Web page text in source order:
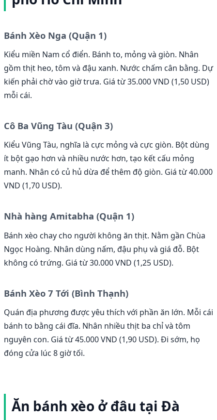
Bánh Xèo Nga (Quận 1)
Kiểu miền Nam cổ điển. Bánh to, mỏng và giòn. Nhân
gồm thịt heo, tôm và đậu xanh. Nước chấm cân bằng. Dự
kiến phải chờ vào giờ trưa. Giá từ 35.000 VND (1,50 USD)
mỗi cái.
Cô Ba Vũng Tàu (Quận 3)
Kiểu Vũng Tàu, nghĩa là cực mỏng và cực giòn. Bột dùng
ít bột gạo hơn và nhiều nước hơn, tạo kết cấu mỏng
manh. Nhân có củ hủ dừa để thêm độ giòn. Giá từ 40.000
VND (1,70 USD).
Nhà hàng Amitabha (Quận 1)
Bánh xèo chay cho người không ăn thịt. Nằm gần Chùa
Ngọc Hoàng. Nhân dùng nấm, đậu phụ và giá đỗ. Bột
không có trứng. Giá từ 30.000 VND (1,25 USD).
Bánh Xèo 7 Tới (Bình Thạnh)
Quán địa phương được yêu thích với phần ăn lớn. Mỗi cái
bánh to bằng cái đĩa. Nhân nhiều thịt ba chỉ và tôm
nguyên con. Giá từ 45.000 VND (1,90 USD). Đi sớm, họ
đóng cửa lúc 8 giờ tối.
Ăn bánh xèo ở đâu tại Đà